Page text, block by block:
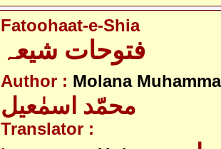
Fatoohaat-e-Shia
فتوحات شیعہ
Author : Molana
محمّد اسمٰعیل
Translator :